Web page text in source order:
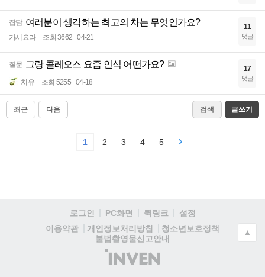
잡담 여러분이 생각하는 최고의 차는 무엇인가요?
가세요라 조회 3662 04-21
11
댓글
질문 그랑 콜레오스 요즘 인식 어떤가요?
치유 조회 5255 04-18
17
댓글
최근 다음 검색 글쓰기
1 2 3 4 5
로그인 PC화면 퀵링크
설정
이용약관
개인정보처리방침
청소년보호정책
불법촬영물신고안내
(주)
인
▲